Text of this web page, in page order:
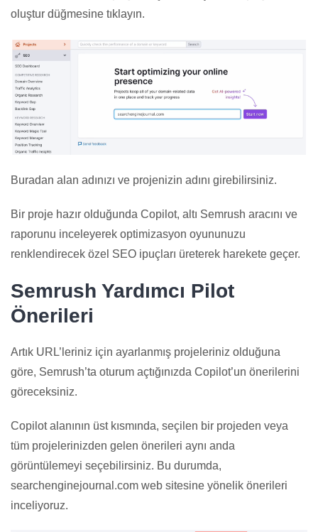
oluştur düğmesine tıklayın.
Buradan alan adınızı ve projenizin adını girebilirsiniz.
Bir proje hazır olduğunda Copilot, altı Semrush aracını ve
raporunu inceleyerek optimizasyon oyununuzu
renklendirecek özel SEO ipuçları üreterek harekete geçer.
Semrush Yardımcı Pilot
Önerileri
Artık URL’leriniz için ayarlanmış projeleriniz olduğuna
göre, Semrush’ta oturum açtığınızda Copilot’un önerilerini
göreceksiniz.
Copilot alanının üst kısmında, seçilen bir projeden veya
tüm projelerinizden gelen önerileri aynı anda
görüntülemeyi seçebilirsiniz. Bu durumda,
searchenginejournal.com web sitesine yönelik önerileri
inceliyoruz.